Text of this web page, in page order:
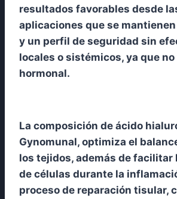
resultados favorables desde
aplicaciones que se
y un perfil de seguridad sin
locales o sistémicos, ya que
hormonal.
La composición de ácido
Gynomunal, optimiza el
los tejidos, además de facilitar
de células durante la
proceso de reparación tisular,